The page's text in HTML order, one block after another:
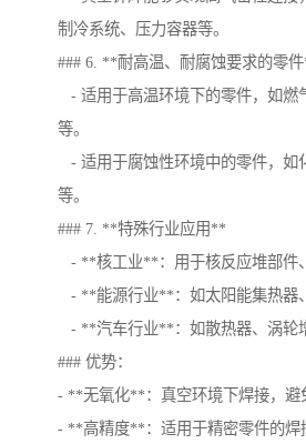
制冷系统、压力容器等。
### 6. **耐高温、耐腐蚀要求的零
- 适用于高温环境下的零件，如燃
等。
- 适用于腐蚀性环境中的零件，如
等。
### 7. **特殊行业应用**
- **核工业**：用于核反应堆部件
- **能源行业**：如太阳能集热器
- **汽车行业**：如散热器、涡轮
### 优势：
- **无氧化**：真空环境下焊接，避
- **高精度**：适用于精密零件的焊